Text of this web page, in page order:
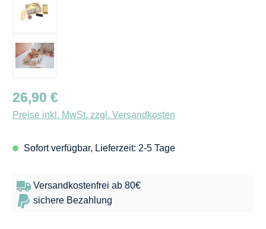
Regulärer Preis:
26,90 €
Preise inkl. MwSt. zzgl. Versandkosten
Sofort verfügbar, Lieferzeit: 2-5 Tage
Versandkostenfrei ab 80€
sichere Bezahlung